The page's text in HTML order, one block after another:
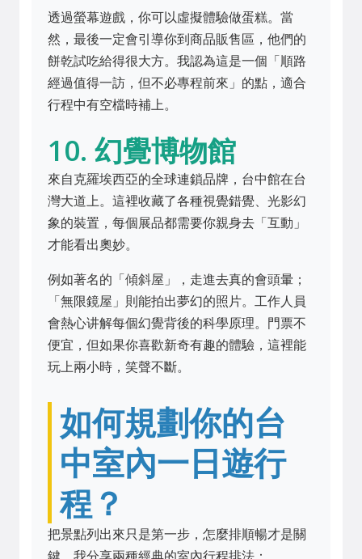
透過螢幕遊戲，你可以虛擬體驗做蛋糕。當
然，最後一定會引導你到商品販售區，他們的
餅乾試吃給得很大方。我認為這是一個「順路
經過值得一訪，但不必專程前來」的點，適合
行程中有空檔時補上。
10. 幻覺博物館
來自克羅埃西亞的全球連鎖品牌，台中館在台
灣大道上。這裡收藏了各種視覺錯覺、光影幻
象的裝置，每個展品都需要你親身去「互動」
才能看出奧妙。
例如著名的「傾斜屋」，走進去真的會頭暈；
「無限鏡屋」則能拍出夢幻的照片。工作人員
會熱心讲解每個幻覺背後的科學原理。門票不
便宜，但如果你喜歡新奇有趣的體驗，這裡能
玩上兩小時，笑聲不斷。
如何規劃你的台
中室內一日遊行
程？
把景點列出來只是第一步，怎麼排順暢才是關
鍵。我分享兩種經典的室內行程排法：